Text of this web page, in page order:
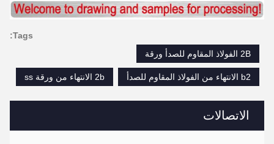
الاتصالات
Tags:
2B الفولاذ المقاوم للصدأ ورقة
b2 الانتهاء من الفولاذ المقاوم للصدأ 2b الانتهاء من ورقة ss